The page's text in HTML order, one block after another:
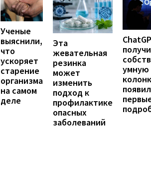
Ученые
выяснили,
что
ускоряет
старение
организма
на самом
деле
Эта
жевательная
резинка
может
изменить
подход к
профилактике
опасных
заболеваний
умную